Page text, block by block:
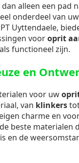
alleen een pad
onderdeel van
Uyttendaele,
vooroprit
functioneel zijn.
en
voor uw
van klinkers
charme en
beste materialen
en de